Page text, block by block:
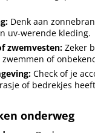
Denk aan
uv-werende kleding.
zwemvesten: Zeker
of
Check of je
of bedrekjes
onderweg